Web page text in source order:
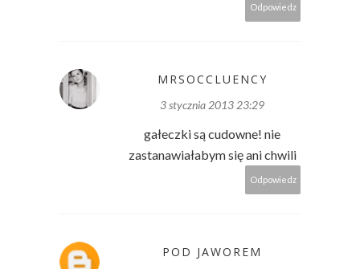
Odpowiedz
MRSOCCLUENCY
3 stycznia 2013 23:29
gałeczki są cudowne! nie
zastanawiałabym się ani chwili
Odpowiedz
POD JAWOREM